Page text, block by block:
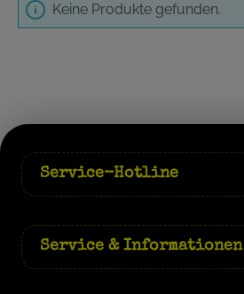
Keine Produkte gefunden.
Service-Hotline
Service & Informationen